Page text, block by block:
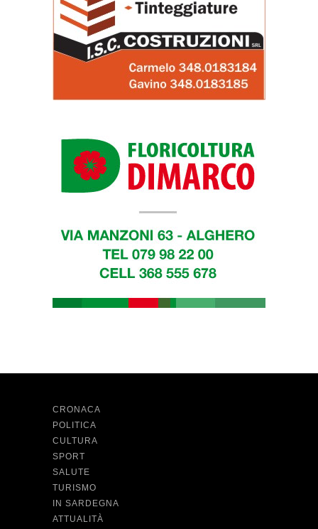
CRONACA
POLITICA
CULTURA
SPORT
SALUTE
TURISMO
IN SARDEGNA
ATTUALITÀ